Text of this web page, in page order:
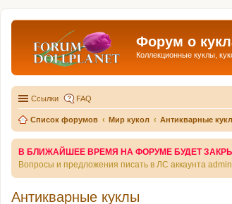
Форум о
Коллекционные куклы,
Ссылки FAQ
Список форумов Мир кукол Антикварные
В БЛИЖАЙШЕЕ ВРЕМЯ НА ФОРУМЕ БУДЕТ
Вопросы и предложения писать в ЛС аккаунта
Антикварные куклы